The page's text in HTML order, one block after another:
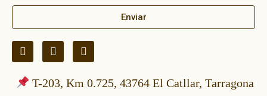
Enviar
T-203, Km 0.725, 43764 El Catllar, Tarragona